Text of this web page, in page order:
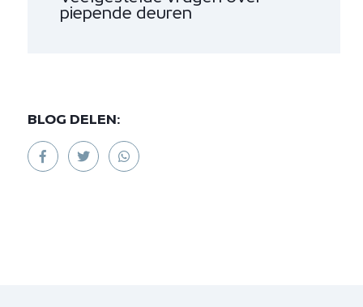
piepende deuren
BLOG DELEN: